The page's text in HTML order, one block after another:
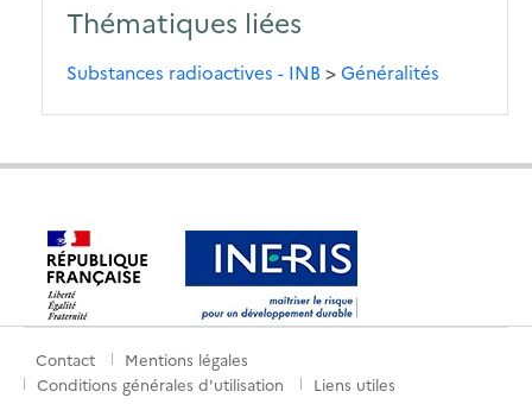
Thématiques liées
Substances radioactives - INB >Généralités
Menu
Contact
Mentions légales
Conditions générales d'utilisation
Liens utiles